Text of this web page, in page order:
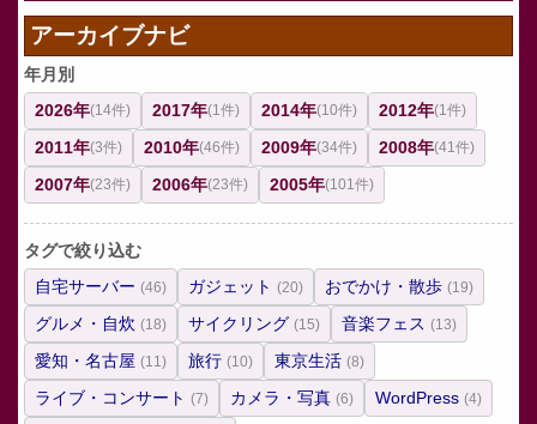
アーカイブナビ
年月別
2026年(14件) 2017年(1件) 2014年(10件) 2012年(1件)
2011年(3件) 2010年(46件) 2009年(34件) 2008年(41件)
2007年(23件) 2006年(23件) 2005年(101件)
タグで絞り込む
自宅サーバー (46) ガジェット (20) おでかけ・散歩 (19)
グルメ・自炊 (18) サイクリング (15) 音楽フェス (13)
愛知・名古屋 (11) 旅行 (10) 東京生活 (8)
ライブ・コンサート (7) カメラ・写真 (6) WordPress (4)